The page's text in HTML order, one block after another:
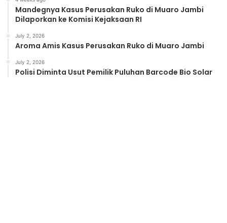
Mandegnya Kasus Perusakan Ruko di Muaro Jambi
Dilaporkan ke Komisi Kejaksaan RI
July 2, 2026
Aroma Amis Kasus Perusakan Ruko di Muaro Jambi
July 2, 2026
Polisi Diminta Usut Pemilik Puluhan Barcode Bio Solar